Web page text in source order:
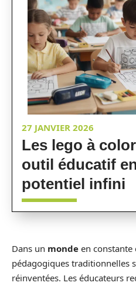
27 JANVIER 2026
Les lego à
outil éducatif
potentiel infini
Dans un monde en
pédagogiques traditionnelles
réinventées. Les éducateurs